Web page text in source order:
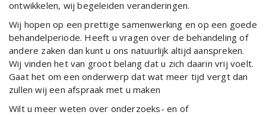
ontwikkelen, wij begeleiden veranderingen.
Wij hopen op een prettige samenwerking en op een goede
behandelperiode. Heeft u vragen over de behandeling of
andere zaken dan kunt u ons natuurlijk altijd aanspreken.
Wij vinden het van groot belang dat u zich daarin vrij voelt.
Gaat het om een onderwerp dat wat meer tijd vergt dan
zullen wij een afspraak met u maken
Wilt u meer weten over onderzoeks- en of